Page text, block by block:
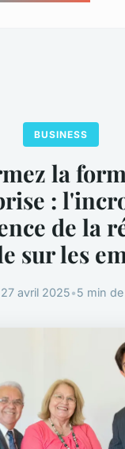
BUSINESS
la
:
de la
sur les
27 avril 2025•5 min